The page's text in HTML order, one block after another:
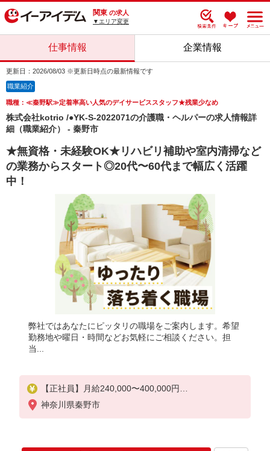
関東 の求人
▼エリア変更
仕事情報 企業情報
更新日：2026/08/03 ※更新日時点の最新情報です
職業紹介
職種：≪秦野駅≫定着率高い人気のデイサービススタッフ★残業少なめ
株式会社kotrio /●YK-S-2022071の介護職・ヘルパーの求人情報詳
細（職業紹介） - 秦野市
★無資格・未経験OK★リハビリ補助や室内清掃など
の業務からスタート◎20代〜60代まで幅広く活躍
中！
弊社ではあなたにピッタリの職場をご案内します。希望
勤務地や曜日・時間などお気軽にご相談ください。担
当...
【正社員】月給240,000〜400,000円
・基本給：200,000円〜220,000円
・資格手当：10,000〜30,000円
有資格により変動）
神奈川県秦野市